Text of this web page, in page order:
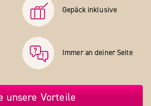
Gepäck inklusive
Immer an deiner Seite
unsere Vorteile